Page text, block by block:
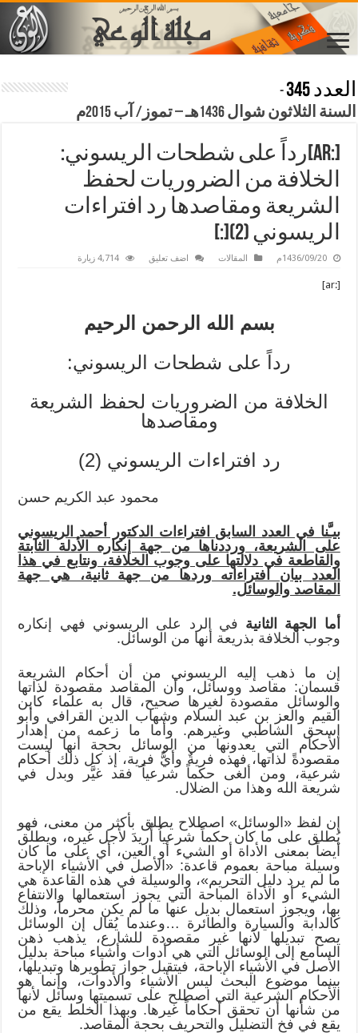
العدد 345
-
السنة الثلاثون شوال 1436هـ – تموز/ آب 2015م
[:ar]رداً على شطحات الريسوني:
الخلافة من الضروريات لحفظ
الشريعة ومقاصدها رد افتراءات
الريسوني (2)[:]
1436/09/20م المقالات اضف تعليق 4,714 زيارة
[:ar]
بسم الله الرحمن الرحيم
رداً على شطحات الريسوني:
الخلافة من الضروريات لحفظ الشريعة
ومقاصدها
رد افتراءات الريسوني (2)
محمود عبد الكريم حسن
بيـَّنا في العدد السابق افتراءات الدكتور أحمد الريسوني
على الشريعة، ورددناها من جهة إنكاره الأدلة الثابتة
والقاطعة في دلالتها على وجوب الخلافة، ونتابع في هذا
العدد بيان افتراءاته وردها من جهة ثانية، هي جهة
المقاصد والوسائل.
أما الجهة الثانية في الرد على الريسوني فهي إنكاره
وجوب الخلافة بذريعة أنها من الوسائل.
إن ما ذهب إليه الريسوني من أن أحكام الشريعة
قسمان: مقاصد ووسائل، وأن المقاصد مقصودة لذاتها
والوسائل مقصودة لغيرها صحيح، قال به علماء كابن
القيم والعز بن عبد السلام وشهاب الدين القرافي وأبو
إسحق الشاطبي وغيرهم. وأما ما زعمه من إهدار
الأحكام التي يعدونها من الوسائل بحجة أنها ليست
مقصودةً لذاتها، فهذه فريةٌ وأيُّ فرية، إذ كل ذلك أحكام
شرعية، ومن ألغى حكماً شرعياً فقد غيَّر وبدل في
شريعة الله وهذا من الضلال.
إن لفظ «الوسائل» اصطلاح يطلق بأكثر من معنى، فهو
يُطلق على ما كان حكماً شرعياُ أُريدَ لأجل غيره، ويطلق
أيضاً بمعنى الأداة أو الشيء أو العين، أي على ما كان
وسيلة مباحة بعموم قاعدة: «الأصل في الأشياء الإباحة
ما لم يرد دليل التحريم»، والوسيلة في هذه القاعدة هي
الشيء أو الأداة المباحة التي يجوز استعمالها والانتفاع
بها، ويجوز استعمال بديل عنها ما لم يكن محرماً، وذلك
كالدابة والسيارة والطائرة …وعندما يُقال إن الوسائل
يصح تبديلها لأنها غير مقصودة للشارع، يذهب ذهن
السامع إلى الوسائل التي هي أدوات وأشياء مباحة بدليل
الأصل في الأشياء الإباحة، فيتقبل جواز تطويرها وتبديلها،
بينما موضوع البحث ليس الأشياء والأدوات، وإنما هو
الأحكام الشرعية التي اصطلح على تسميتها وسائل لأنها
من شأنها أن تحقق أحكاماً غيرها. وبهذا الخلط يقع من
يقع في فخ التضليل والتحريف بحجة المقاصد.